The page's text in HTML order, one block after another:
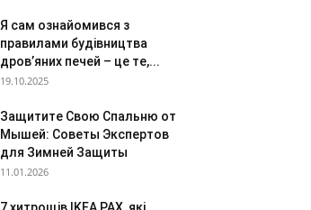
Я сам ознайомився з
правилами будівництва
дров’яних печей – це те,...
19.10.2025
Защитите Свою Спальню от
Мышей: Советы Экспертов
для Зимней Защиты
11.01.2026